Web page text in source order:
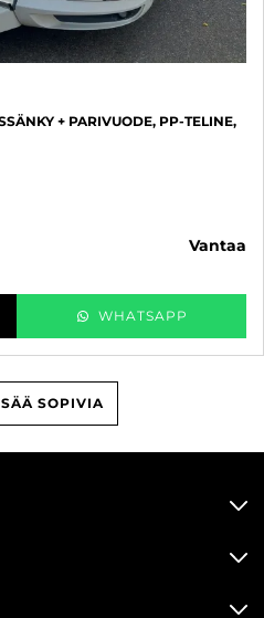
+ PARIVUODE, PP-TELINE,
vantaa
WHATSAPP
SOPIVIA